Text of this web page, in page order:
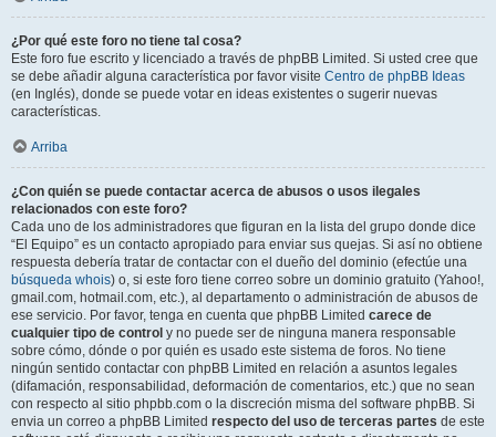
¿Por qué este foro no tiene tal cosa?
Este foro fue escrito y licenciado a través de phpBB Limited. Si usted cree que
se debe añadir alguna característica por favor visite Centro de phpBB Ideas
(en Inglés), donde se puede votar en ideas existentes o sugerir nuevas
características.
Arriba
¿Con quién se puede contactar acerca de abusos o usos ilegales
relacionados con este foro?
Cada uno de los administradores que figuran en la lista del grupo donde dice
“El Equipo” es un contacto apropiado para enviar sus quejas. Si así no obtiene
respuesta debería tratar de contactar con el dueño del dominio (efectúe una
búsqueda whois) o, si este foro tiene correo sobre un dominio gratuito (Yahoo!,
gmail.com, hotmail.com, etc.), al departamento o administración de abusos de
ese servicio. Por favor, tenga en cuenta que phpBB Limited carece de
cualquier tipo de control y no puede ser de ninguna manera responsable
sobre cómo, dónde o por quién es usado este sistema de foros. No tiene
ningún sentido contactar con phpBB Limited en relación a asuntos legales
(difamación, responsabilidad, deformación de comentarios, etc.) que no sean
con respecto al sitio phpbb.com o la discreción misma del software phpBB. Si
envia un correo a phpBB Limited respecto del uso de terceras partes de este